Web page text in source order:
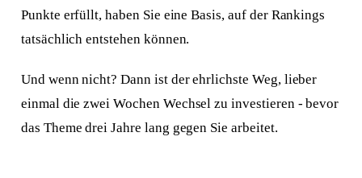
Punkte erfüllt, haben Sie eine Basis, auf der Rankings
tatsächlich entstehen können.
Und wenn nicht? Dann ist der ehrlichste Weg, lieber
einmal die zwei Wochen Wechsel zu investieren - bevor
das Theme drei Jahre lang gegen Sie arbeitet.